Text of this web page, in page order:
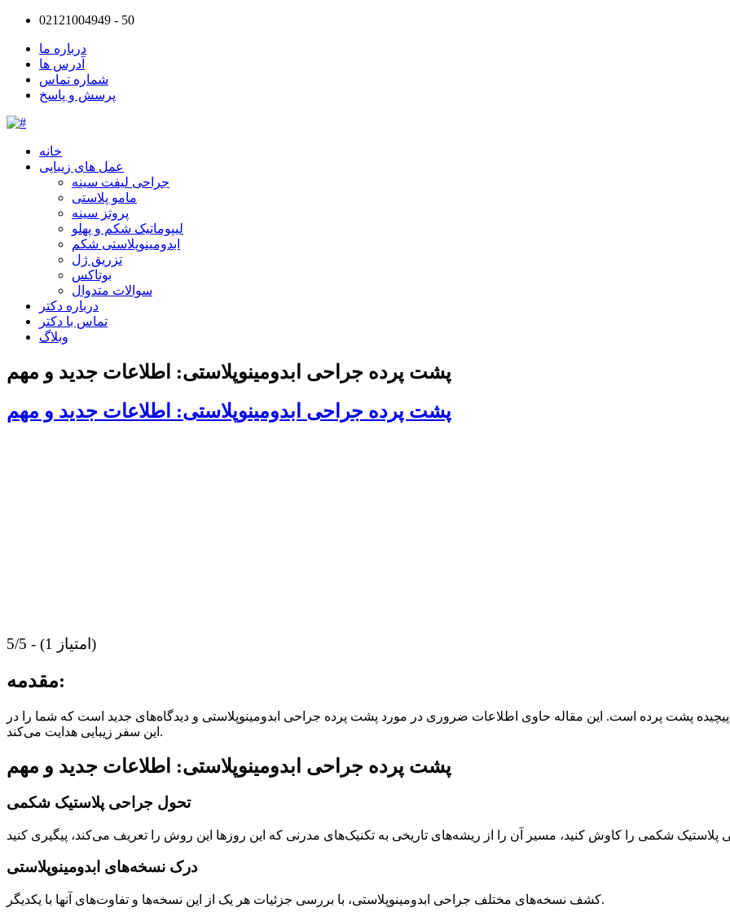
02121004949 - 50
درباره ما
آدرس ها
شماره تماس
پرسش و پاسخ
خانه
عمل های زیبایی
جراحی لیفت سینه
مامو پلاستی
پروتز سینه
لیپوماتیک شکم و پهلو
ابدومینوپلاستی شکم
تزریق ژل
بوتاکس
سوالات متدوال
درباره دکتر
تماس با دکتر
وبلاگ
پشت پرده جراحی ابدومینوپلاستی: اطلاعات جدید و مهم
پشت پرده جراحی ابدومینوپلاستی: اطلاعات جدید و مهم
5/5 - (1 امتیاز)
مقدمه:
پشت پرده است. این مقاله حاوی اطلاعات ضروری در مورد پشت پرده جراحی ابدومینوپلاستی و دیدگاه‌های جدید است که شما را در
این سفر زیبایی هدایت می‌کند.
پشت پرده جراحی ابدومینوپلاستی: اطلاعات جدید و مهم
تحول جراحی پلاستیک شکمی
درک نسخه‌های ابدومینوپلاستی
کشف نسخه‌های مختلف جراحی ابدومینوپلاستی، با بررسی جزئیات هر یک از این نسخه‌ها و تفاوت‌های آنها با یکدیگر.